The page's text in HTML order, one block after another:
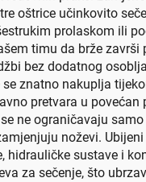
oštrice učinkovito
prolaskom ili
timu da brže završi
bez dodatnog
se znatno nakuplja
pretvara u povećan
ne ograničavaju
noževi.
hidrauličke sustave i
za sečenje, što